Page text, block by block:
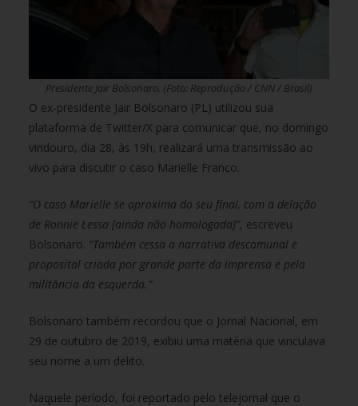
Presidente Jair Bolsonaro. (Foto: Reprodução / CNN / Brasil)
O ex-presidente Jair Bolsonaro (PL) utilizou sua
plataforma de Twitter/X para comunicar que, no domingo
vindouro, dia 28, às 19h, realizará uma transmissão ao
vivo para discutir o caso Marielle Franco.
“O caso Marielle se aproxima do seu final, com a delação
de Ronnie Lessa [ainda não homologada]”, escreveu
Bolsonaro. “Também cessa a narrativa descomunal e
proposital criada por grande parte da imprensa e pela
militância da esquerda.”
Bolsonaro também recordou que o Jornal Nacional, em
29 de outubro de 2019, exibiu uma matéria que vinculava
seu nome a um delito.
Naquele período, foi reportado pelo telejornal que o